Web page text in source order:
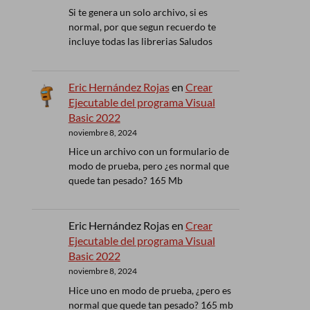
Si te genera un solo archivo, si es
normal, por que segun recuerdo te
incluye todas las librerias Saludos
Eric Hernández Rojasen Crear
Ejecutable del programa Visual
Basic 2022
noviembre 8, 2024
Hice un archivo con un formulario de
modo de prueba, pero ¿es normal que
quede tan pesado? 165 Mb
Eric Hernández Rojasen Crear
Ejecutable del programa Visual
Basic 2022
noviembre 8, 2024
Hice uno en modo de prueba, ¿pero es
normal que quede tan pesado? 165 mb